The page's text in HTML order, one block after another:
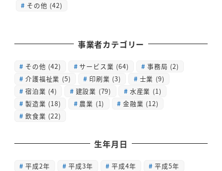
その他 (42)
事業者カテゴリー
その他 (42) サービス業 (64) 事務局 (2)
介護福祉業 (5) 印刷業 (3) 士業 (9)
宿泊業 (4) 建設業 (79) 水産業 (1)
製造業 (18) 農業 (1) 金融業 (12)
飲食業 (22)
生年月日
平成2年 平成3年 平成4年
平成5年